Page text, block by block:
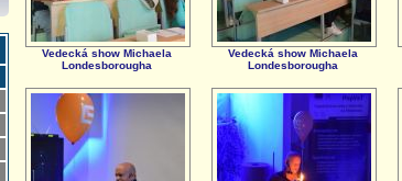
Vedecká show Michaela
Londesborougha
Vedecká show Michaela
Londesborougha